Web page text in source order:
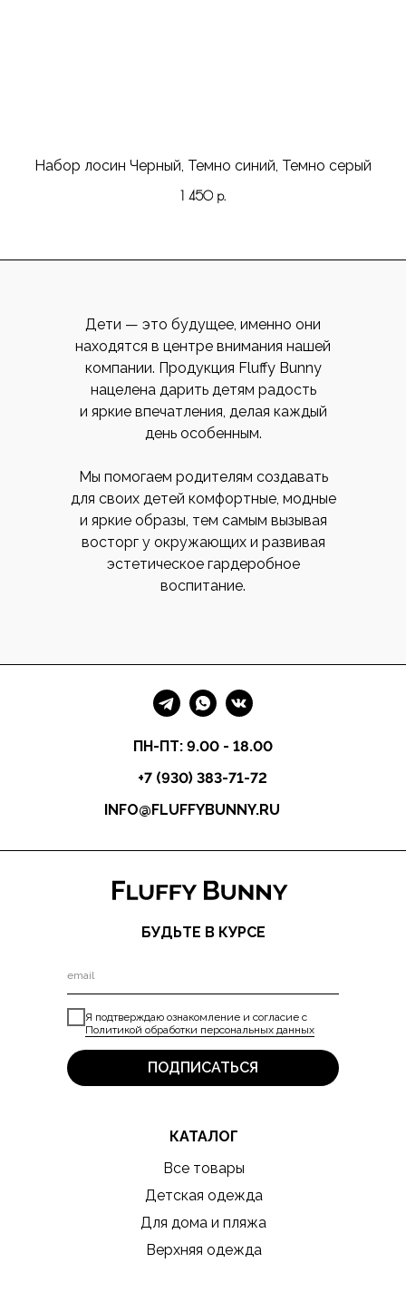
Набор лосин Черный, Темно синий, Темно серый
1 450 р.
Дети — это будущее, именно они
находятся в центре внимания нашей
компании. Продукция Fluffy Bunny
нацелена дарить детям радость
и яркие впечатления, делая каждый
день особенным.
Мы помогаем родителям создавать
для своих детей комфортные, модные
и яркие образы, тем самым вызывая
восторг у окружающих и развивая
эстетическое гардеробное
воспитание.
+7 (930) 383-71-72
INFO@FLUFFYBUNNY.RU
ПН-ПТ: 9.00 - 18.00
КАТАЛОГ
Детская одежда
Для дома и пляжа
Верхняя одежда
Я подтверждаю ознакомление и согласие с
Политикой обработки персональных данных
ПОДПИСАТЬСЯ
БУДЬТЕ В КУРСЕ
Все товары